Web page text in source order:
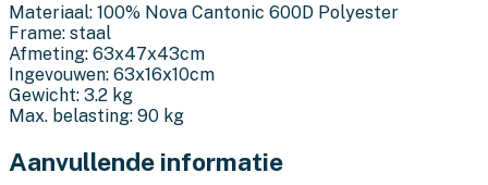
​​​​​​​Materiaal: 100% Nova Cantonic 600D Polyester
Frame: staal
Afmeting: 63x47x43cm
Ingevouwen: 63x16x10cm
Gewicht: 3.2 kg
Max. belasting: 90 kg
Aanvullende informatie